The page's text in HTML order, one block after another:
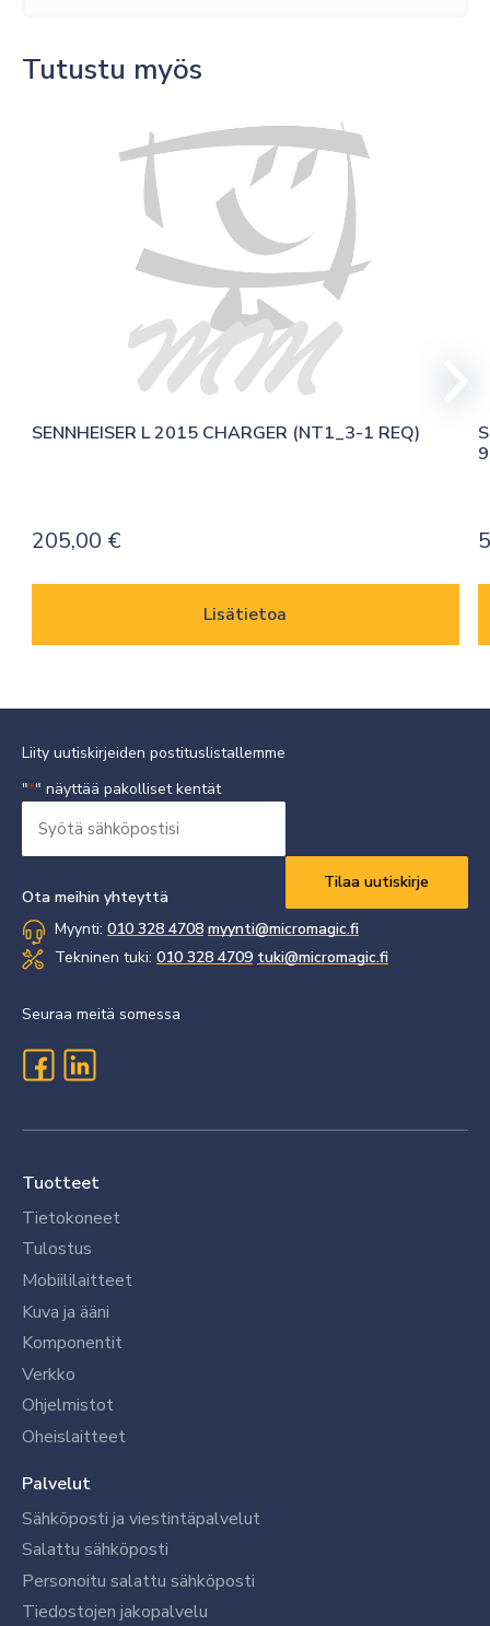
Tutustu myös
SENNHEISER L 2015 CHARGER (NT1_3-1 REQ)
205,00 €
Lisätietoa
Liity uutiskirjeiden postituslistallemme
"*" näyttää pakolliset kentät
sähköpostisi
Ota meihin yhteyttä
Myynti: 010 328 4708 myynti@micromagic.fi
Tekninen tuki: 010 328 4709 tuki@micromagic.fi
Seuraa meitä somessa
Tuotteet
Tietokoneet
Tulostus
Mobiililaitteet
Kuva ja ääni
Komponentit
Verkko
Ohjelmistot
Oheislaitteet
Palvelut
Sähköposti ja viestintäpalvelut
Salattu sähköposti
Personoitu salattu sähköposti
Tiedostojen jakopalvelu